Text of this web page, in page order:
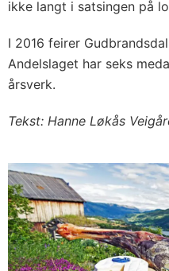
ikke langt i satsingen på
I 2016 feirer
Andelslaget har seks
årsverk.
Tekst: Hanne Løkås